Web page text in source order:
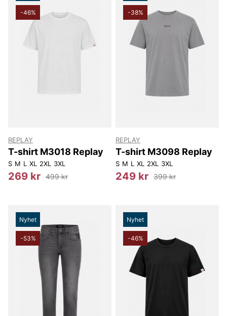
-46%
REPLAY
T-shirt M3018 Replay
S M L XL 2XL 3XL
269 kr 499 kr
-38%
REPLAY
T-shirt M3098 Replay
S M L XL 2XL 3XL
249 kr 399 kr
Nyhet
-53%
Nyhet
-46%